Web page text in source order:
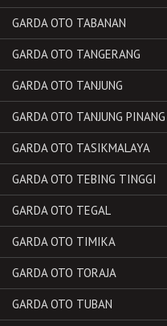
GARDA OTO TABANAN
GARDA OTO TANGERANG
GARDA OTO TANJUNG
GARDA OTO TANJUNG PINANG
GARDA OTO TASIKMALAYA
GARDA OTO TEBING TINGGI
GARDA OTO TEGAL
GARDA OTO TIMIKA
GARDA OTO TORAJA
GARDA OTO TUBAN